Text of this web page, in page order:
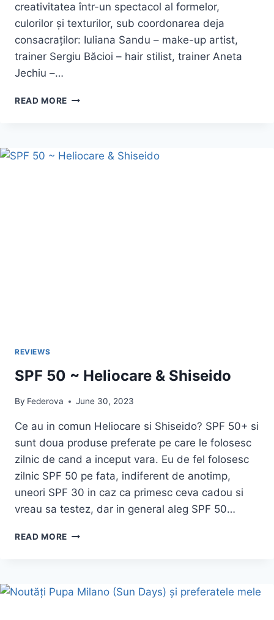
creativitatea într-un spectacol al formelor,
culorilor și texturilor, sub coordonarea deja
consacraților: Iuliana Sandu – make-up artist,
trainer Sergiu Băcioi – hair stilist, trainer Aneta
Jechiu –…
READ MORE CINE
LA
CREATIVE
REVIEWS
SPF 50 ~ Heliocare & Shiseido
By Federova June 30, 2023
Ce au in comun Heliocare si Shiseido? SPF 50+ si
sunt doua produse preferate pe care le folosesc
zilnic de cand a inceput vara. Eu de fel folosesc
zilnic SPF 50 pe fata, indiferent de anotimp,
uneori SPF 30 in caz ca primesc ceva cadou si
vreau sa testez, dar in general aleg SPF 50…
READ MORE SPF
SHISEIDO